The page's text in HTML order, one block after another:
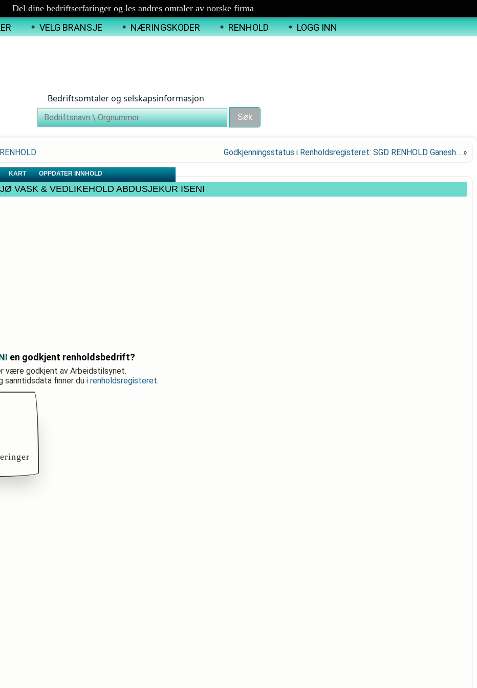
Del dine bedriftserfaringer og les andres omtaler av norske firma
VELG BRANSJE NÆRINGSKODER RENHOLD LOGG INN
Bedriftsomtaler og selskapsinformasjon
Godkjenningsstatus i Renholdsregisteret: SGD RENHOLD Ganesh… »
KART OPPDATER INNHOLD
VASK & VEDLIKEHOLD ABDUSJEKUR ISENI
en godkjent renholdsbedrift?
være godkjent av Arbeidstilsynet.
sanntidsdata finner du i renholdsregisteret.